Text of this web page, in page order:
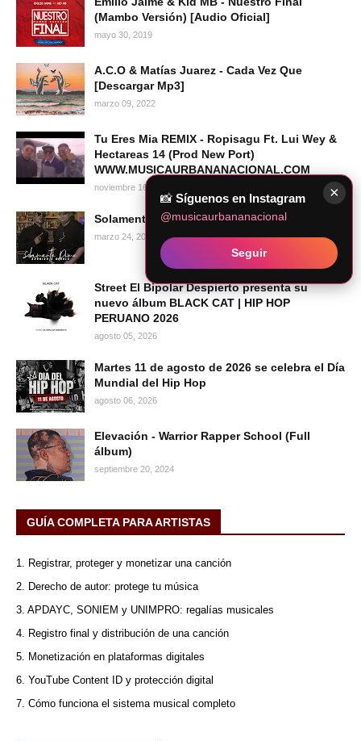
(Mambo Versión) [Audio Oficial]
mayo 30, 2019
A.C.O & Matías Juarez - Cada Vez Que
[Descargar Mp3]
marzo 09, 2022
Tu Eres Mia REMIX - Ropisagu Ft. Lui Wey &
Hectareas 14 (Prod New Port)
WWW.MUSICAURBANANACIONAL.COM
noviembre 16, 2010
Solamente Dime - Crónico Ft. Ginola
marzo 24, 2024
Street El Bipolar Despierto presenta su
nuevo álbum BLACK CAT | HIP HOP
PERUANO 2026
agosto 05, 2026
Martes 11 de agosto de 2026 se celebra el Día
Mundial del Hip Hop
agosto 06, 2026
Elevación - Warrior Rapper School (Full
álbum)
septiembre 20, 2024
GUÍA COMPLETA PARA ARTISTAS
1. Registrar, proteger y monetizar una canción
2. Derecho de autor: protege tu música
3. APDAYC, SONIEM y UNIMPRO: regalías musicales
4. Registro final y distribución de una canción
5. Monetización en plataformas digitales
6. YouTube Content ID y protección digital
7. Cómo funciona el sistema musical completo
×
📸 Síguenos en Instagram
@musicaurbananacional
Seguir